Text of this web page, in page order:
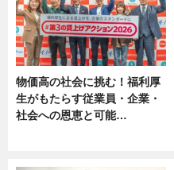
物価高の社会に挑む！福利厚
生がもたらす従業員・企業・
社会への恩恵と可能…